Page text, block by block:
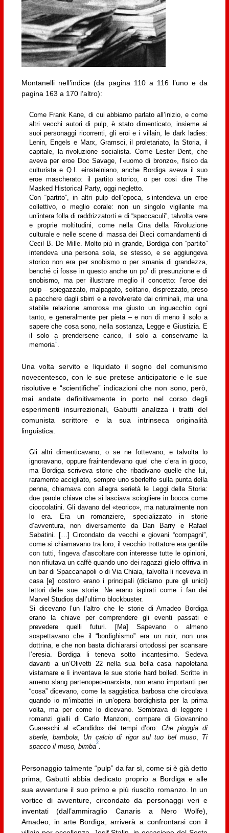
Montanelli nell’indice (da pagina 110 a 116 l’uno e da
pagina 163 a 170 l’altro):
Come Frank Kane, di cui abbiamo parlato all’inizio, e come
altri vecchi autori di pulp, è stato dimenticato, insieme ai
suoi personaggi ricorrenti, gli eroi e i villain, le dark ladies:
Lenin, Engels e Marx, Gramsci, il proletariato, la Storia, il
capitale, la rivoluzione socialista. Come Lester Dent, che
aveva per eroe Doc Savage, l’«uomo di bronzo», fisico da
culturista e Q.I. einsteiniano, anche Bordiga aveva il suo
eroe mascherato: il partito storico, o per cosi dire The
Masked Historical Party, oggi negletto.
Con “partito”, in altri pulp dell’epoca, s’intendeva un eroe
collettivo, o meglio corale: non un singolo vigilante ma
un’intera folla di raddrizzatorti e di “spaccaculi”, talvolta vere
e proprie moltitudini, come nella Cina della Rivoluzione
culturale e nelle scene di massa dei Dieci comandamenti di
Cecil B. De Mille. Molto più in grande, Bordiga con “partito”
intendeva una persona sola, se stesso, e se aggiungeva
storico non era per snobismo o per smania di grandezza,
benché ci fosse in questo anche un po’ di presunzione e di
snobismo, ma per illustrare meglio il concetto: l’eroe dei
pulp – spiegazzato, malpagato, solitario, disprezzato, preso
a pacchere dagli sbirri e a revolverate dai criminali, mai una
stabile relazione amorosa ma giusto un inguacchio ogni
tanto, e generalmente per pieta – e non di meno il solo a
sapere che cosa sono, nella sostanza, Legge e Giustizia. E
il solo a prendersene carico, il solo a conservarne la
memoria
1
.
Una volta servito e liquidato il sogno del comunismo
novecentesco, con le sue pretese anticipatorie e le sue
risolutive e “scientifiche” indicazioni che non sono, però,
mai andate definitivamente in porto nel corso degli
esperimenti insurrezionali, Gabutti analizza i tratti del
comunista scrittore e la sua intrinseca originalità
linguistica.
Gli altri dimenticavano, o se ne fottevano, e talvolta lo
ignoravano, oppure fraintendevano quel che c’era in gioco,
ma Bordiga scriveva storie che ribadivano quelle che lui,
raramente accigliato, sempre uno sberleffo sulla punta della
penna, chiamava con allegra serietà le Leggi della Storia:
due parole chiave che si lasciava sciogliere in bocca come
cioccolatini. Gli davano del «teorico», ma naturalmente non
lo era. Era un romanziere, specializzato in storie
d’avventura, non diversamente da Dan Barry e Rafael
Sabatini. […] Circondato da vecchi e giovani “compagni”,
come si chiamavano tra loro, il vecchio trottatore era gentile
con tutti, fingeva d’ascoltare con interesse tutte le opinioni,
non rifiutava un caffè quando uno dei ragazzi glielo offriva in
un bar di Spaccanapoli o di Via Chiaia, talvolta li riceveva in
casa [e] costoro erano i principali (diciamo pure gli unici)
lettori delle sue storie. Ne erano ispirati come i fan dei
Marvel Studios dall’ultimo blockbuster.
Si dicevano l’un l’altro che le storie di Amadeo Bordiga
erano la chiave per comprendere gli eventi passati e
prevedere quelli futuri. [Ma] Sapevano o almeno
sospettavano che il “bordighismo” era un noir, non una
dottrina, e che non basta dichiararsi ortodossi per scansare
l’eresia. Bordiga li teneva sotto incantesimo. Sedeva
davanti a un’Olivetti 22 nella sua bella casa napoletana
vistamare e lì inventava le sue storie hard boiled. Scritte in
ameno slang partenopeo-marxista, non erano importanti per
“cosa” dicevano, come la saggistica barbosa che circolava
quando io m’imbattei in un’opera bordighista per la prima
volta, ma per come lo dicevano. Sembrava di leggere i
romanzi gialli di Carlo Manzoni, compare di Giovannino
Guareschi al «Candido» dei tempi d’oro:Che pioggia di
sberle, bambola, Un calcio di rigor sul tuo bel muso,
Ti
spacco il muso, bimba
2
.
Personaggio talmente “pulp” da far sì, come si è già detto
prima, Gabutti abbia dedicato proprio a Bordiga e alle
sua avventure il suo primo e più riuscito romanzo. In un
vortice di avventure, circondato da personaggi veri e
inventati (dall’ammiraglio Canaris a Nero Wolfe),
Amadeo, in arte Bordiga, arriverà a confrontarsi con il